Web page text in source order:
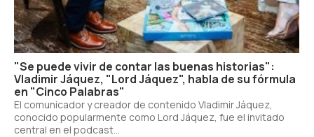
"Se puede vivir de contar las buenas historias":
Vladimir Jáquez, "Lord Jáquez", habla de su fórmula
en "Cinco Palabras"
El comunicador y creador de contenido Vladimir Jáquez,
conocido popularmente como Lord Jáquez, fue el invitado
central en el podcast...